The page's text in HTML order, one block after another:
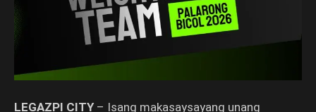
LEGAZPI CITY – Isang makasaysayang unang